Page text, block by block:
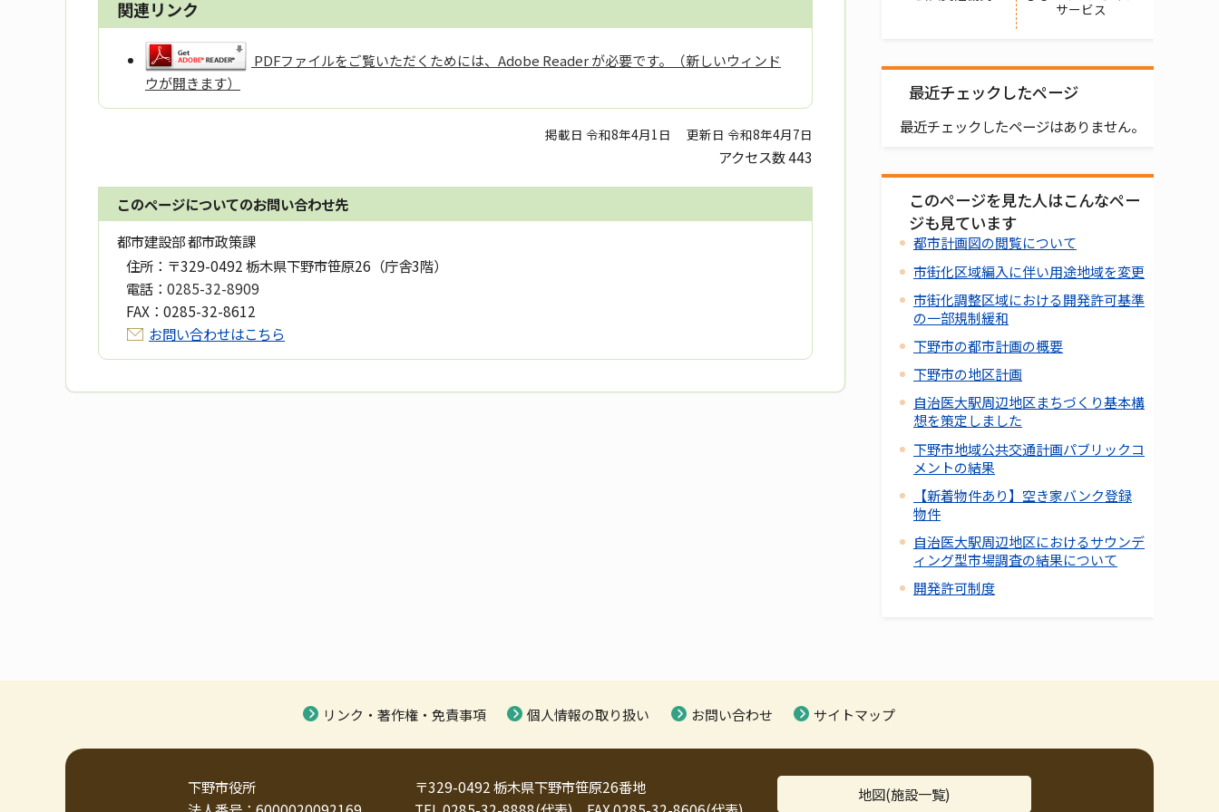
関連リンク
PDFファイルをご覧いただくためには、Adobe Reader が必要です。（新しいウィンド
ウが開きます）
掲載日 令和8年4月1日 更新日 令和8年4月7日
アクセス数443
このページについてのお問い合わせ先
都市建設部 都市政策課
住所： 〒329-0492 栃木県下野市笹原26（庁舎3階）
電話： 0285-32-8909
FAX： 0285-32-8612
お問い合わせはこちら
サービス
最近チェックしたページ
最近チェックしたページはありません。
このページを見た人はこんなペー
ジも見ています
都市計画図の閲覧について
市街化区域編入に伴い用途地域を変更
市街化調整区域における開発許可基準
の一部規制緩和
下野市の都市計画の概要
下野市の地区計画
自治医大駅周辺地区まちづくり基本構
想を策定しました
下野市地域公共交通計画パブリックコ
メントの結果
【新着物件あり】空き家バンク登録
物件
自治医大駅周辺地区におけるサウンデ
ィング型市場調査の結果について
開発許可制度
リンク・著作権・免責事項 個人情報の取り扱い お問い合わせ サイトマップ
下野市役所
〒329-0492 栃木県下野市笹原26番地
地図(施設一覧)